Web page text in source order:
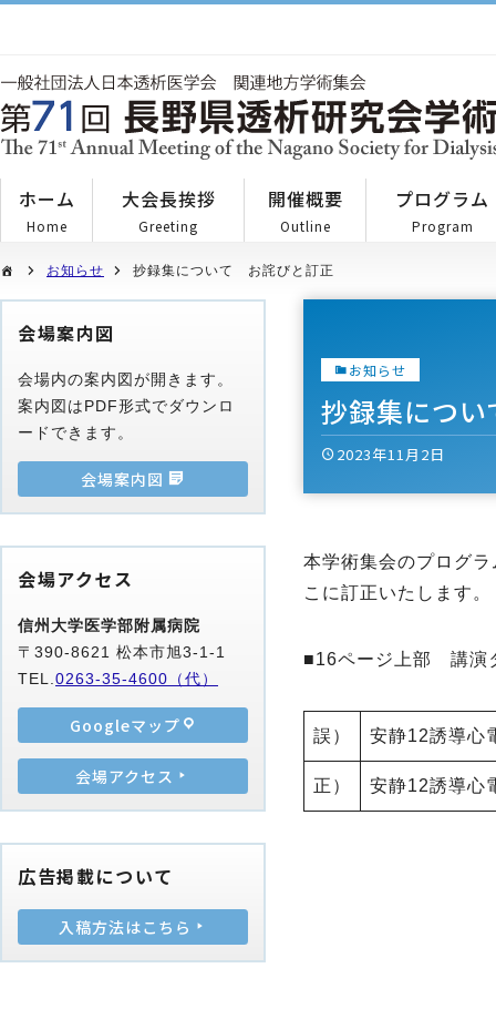
ホーム
Home
大会長挨拶
Greeting
開催概要
Outline
プログラム
Program
お知らせ 抄録集について お詫びと訂正
お知らせ
抄録集につ
2023年11月2日
本学術集会のプログ
こに訂正いたします。
■16ページ上部 講演
誤） 安静12誘導心
正） 安静12誘導心
会場案内図
会場内の案内図が開きます。
案内図はPDF形式でダウンロ
ードできます。
会場案内図
会場アクセス
信州大学医学部附属病院
〒390-8621 松本市旭3-1-1
TEL. 0263-35-4600（代）
Googleマップ
会場アクセス
広告掲載について
入稿方法はこちら